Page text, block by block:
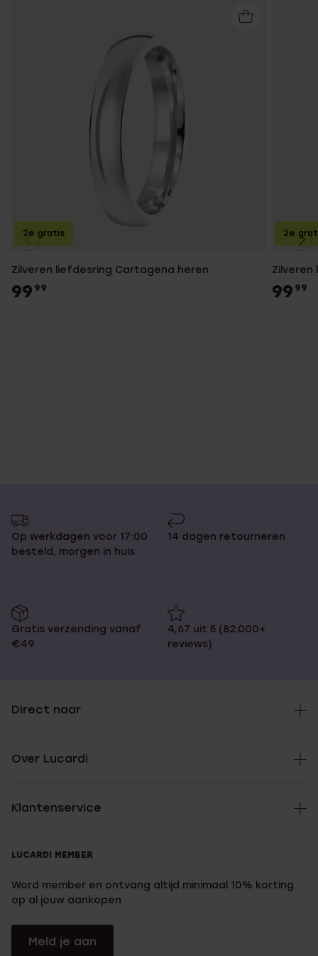
Zilveren liefdesring Cartagena heren
99 99
2e gratis
Zilveren
99 99
2e
Op werkdagen voor 17:00
besteld, morgen in huis
14 dagen retourneren
Gratis verzending vanaf
€49
4,67 uit 5 (82.000+
reviews)
Direct naar
Over Lucardi
Klantenservice
LUCARDI MEMBER
Word member en ontvang altijd minimaal 10% korting
op al jouw aankopen
Meld je aan